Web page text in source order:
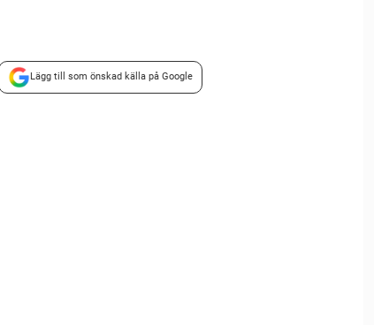
Lägg till som önskad källa på Google